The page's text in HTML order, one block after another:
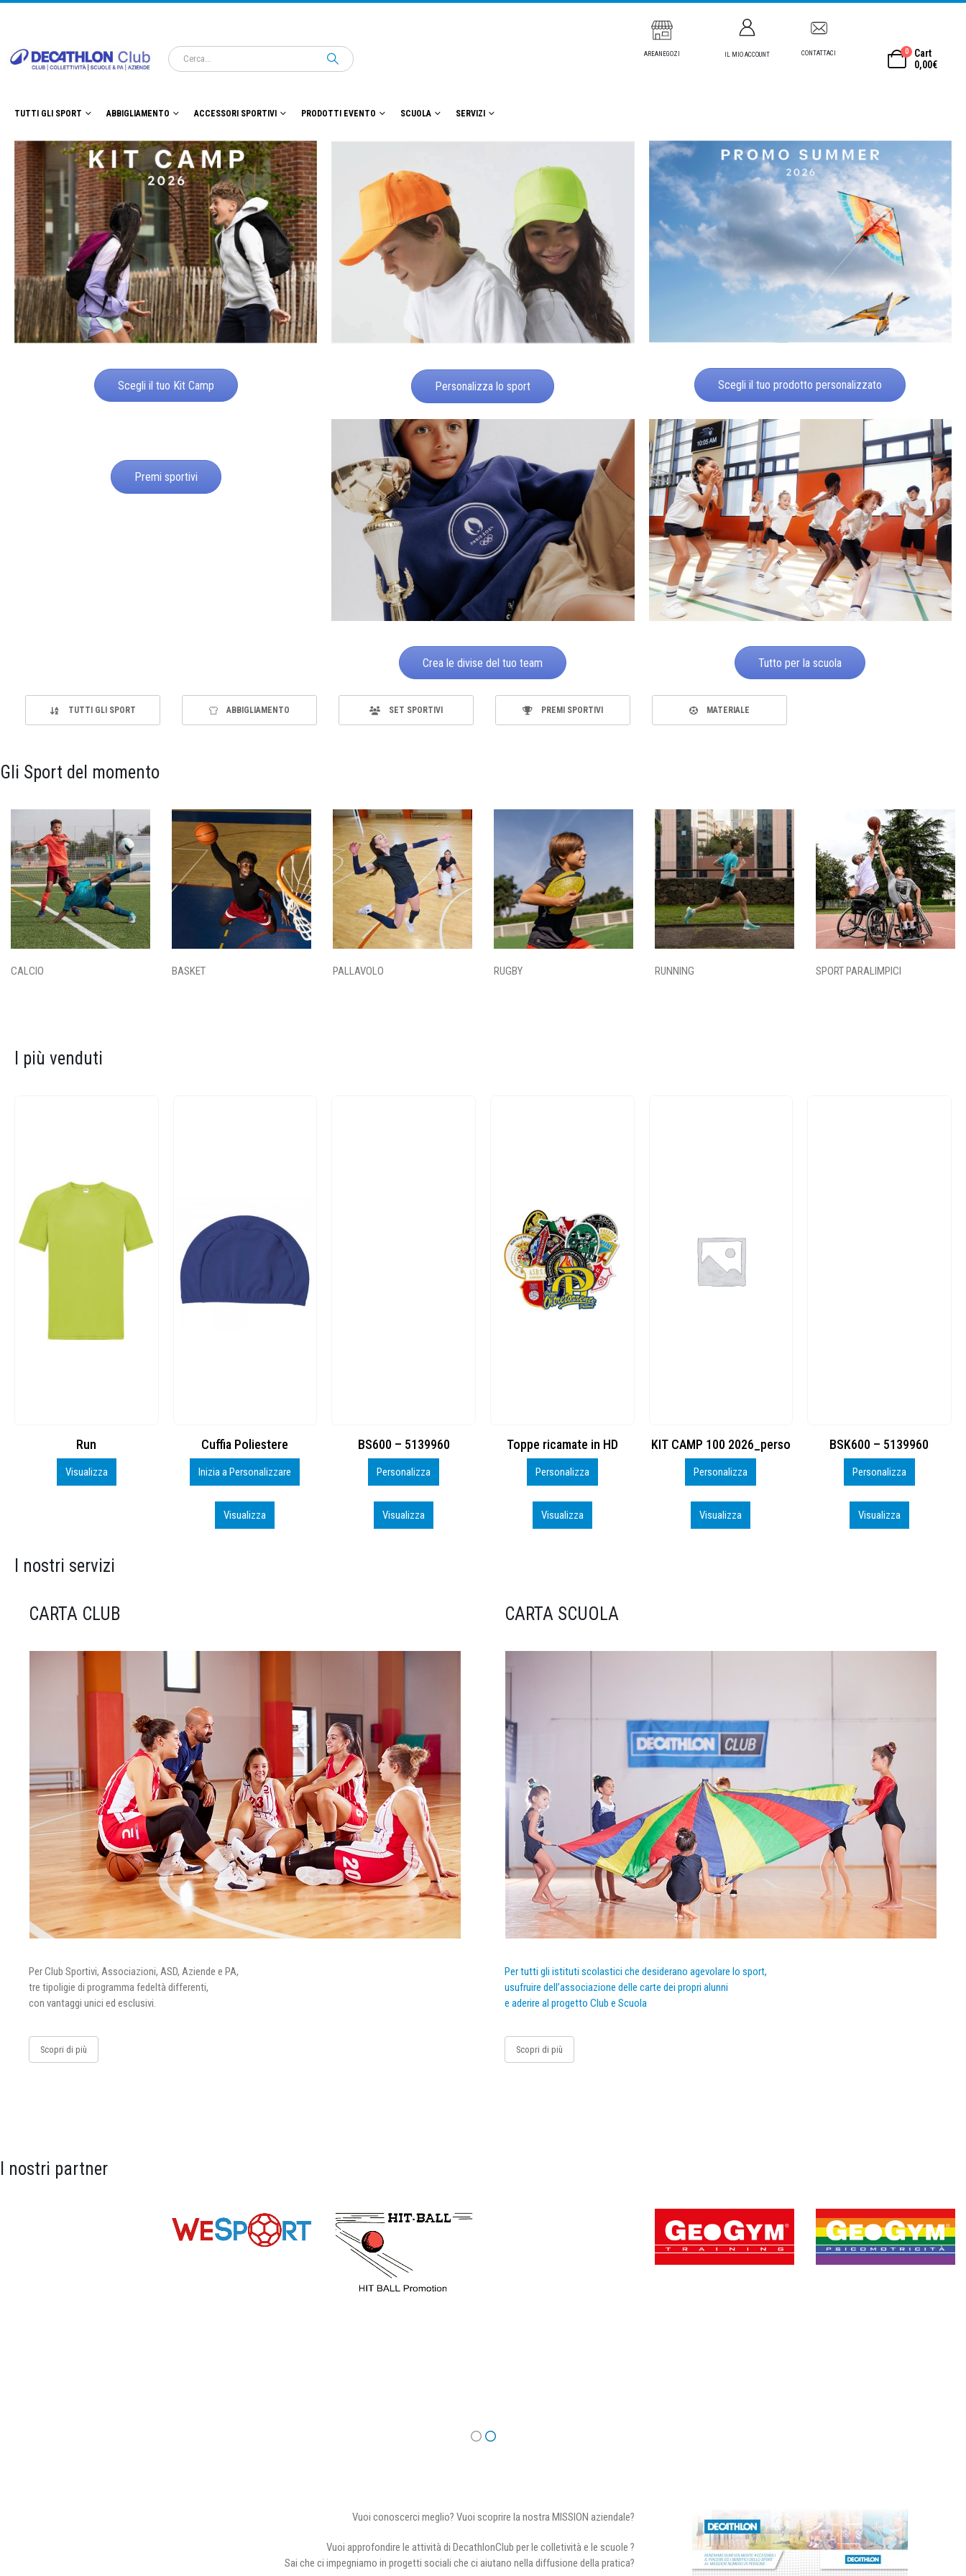
AREANEGOZI IL MIO ACCOUNT CONTATTACI 0
Cart
0,00€
TUTTI GLI SPORT ABBIGLIAMENTO ACCESSORI SPORTIVI PRODOTTI EVENTO SCUOLA SERVIZI
Scegli il tuo Kit Camp Personalizza lo sport Scegli il tuo prodotto personalizzato
Premi sportivi
Crea le divise del tuo team Tutto per la scuola
TUTTI GLI SPORT ABBIGLIAMENTO SET SPORTIVI PREMI SPORTIVI MATERIALE
Gli Sport del momento
CALCIO BASKET PALLAVOLO RUGBY RUNNING SPORT PARALIMPICI
I più venduti
Cuffia Poliestere
Inizia a Personalizzare
BS600 – 5139960
Personalizza
Visualizza
Toppe ricamate in HD
Personalizza
Visualizza
KIT CAMP 100 2026_perso
Personalizza
Visualizza
BSK600 – 5139960
Personalizza
Visualizza
DTF
Personalizza
Visualizza
I nostri servizi
CARTA CLUB
Per Club Sportivi, Associazioni, ASD, Aziende e PA,
tre tipoligie di programma fedeltà differenti,
con vantaggi unici ed esclusivi.
Scopri di più
CARTA SCUOLA
Per tutti gli istituti scolastici che desiderano agevolare lo sport,
usufruire dell’associazione delle carte dei propri alunni
e aderire al progetto Club e Scuola
Scopri di più
I nostri partner
Vuoi conoscerci meglio? Vuoi scoprire la nostra MISSION aziendale?
Vuoi approfondire le attività di DecathlonClub per le colletività e le scuole ?
Sai che ci impegniamo in progetti sociali che ci aiutano nella diffusione della pratica?